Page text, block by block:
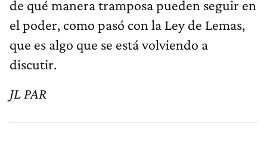
de qué manera tramposa pueden seguir en
el poder, como pasó con la Ley de Lemas,
que es algo que se está volviendo a
discutir.
JL PAR